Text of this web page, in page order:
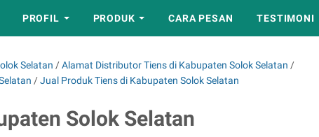
PROFIL PRODUK CARA PESAN TESTIMONI
Selatan /Alamat Distributor Tiens di Kabupaten Solok Selatan /
/Jual Produk Tiens di Kabupaten Solok Selatan
Solok Selatan